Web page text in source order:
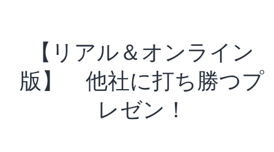
【リアル＆オンライン
版】 他社に打ち勝つプ
レゼン！